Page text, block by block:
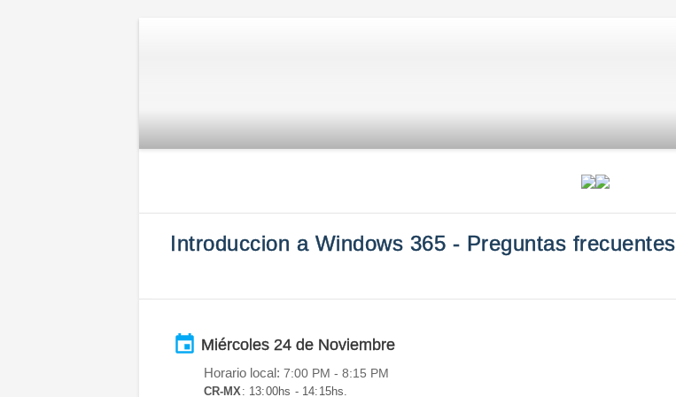
Introduccion a Windows 365 - Preguntas frecuentes
event Miércoles 24 de Noviembre
Horario local: 7:00 PM - 8:15 PM
CR-MX : 13:00hs - 14:15hs.